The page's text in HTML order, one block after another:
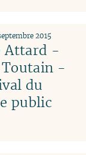
Attard -
-
du
public
2015